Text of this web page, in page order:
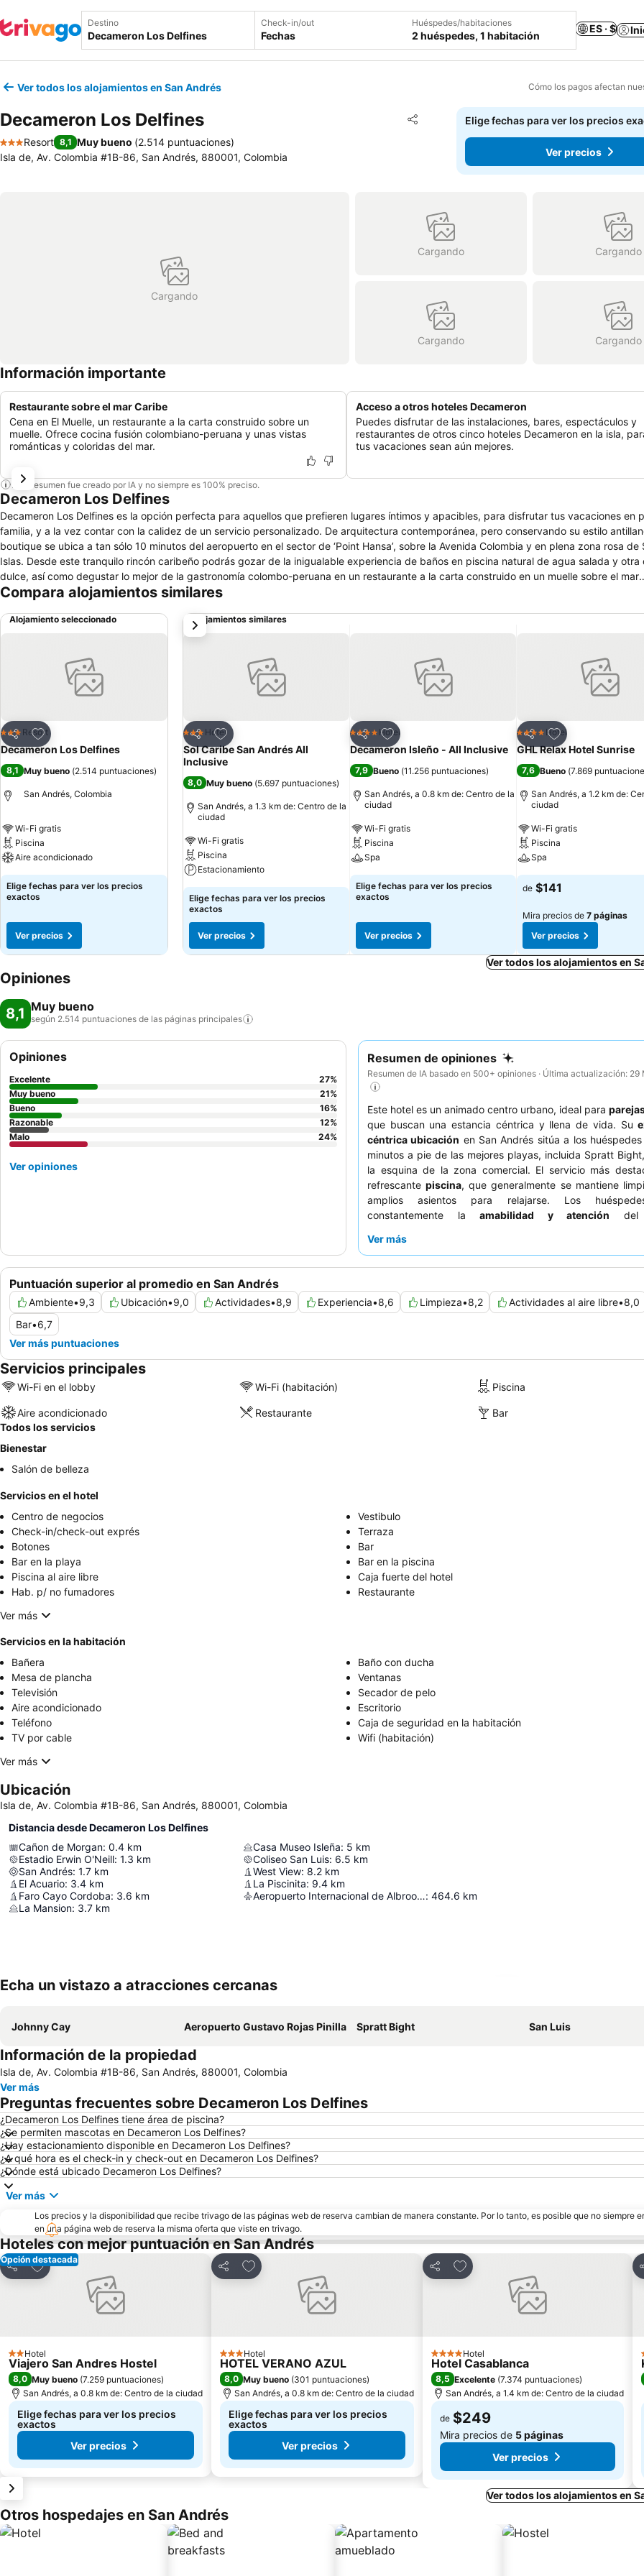
Destino Check-in/out
Fechas
Huéspedes/habitaciones
2 huéspedes, 1 habitación
ES · $
Ver todos los alojamientos en San Andrés Cómo los pagos afectan
Decameron Los Delfines Compartir
Agregar a favoritos
3 Estrellas
Resort 8,1 Muy bueno (2.514 puntuaciones)
Isla de, Av. Colombia #1B-86, San Andrés, 880001, Colombia
Elige fechas para ver los precios
Ver precios
Cargando
Cargando Cargando
Cargando Cargando
Información importante
Restaurante sobre el mar Caribe
Cena en El Muelle, un restaurante a la carta construido sobre un
muelle. Ofrece cocina fusión colombiano-peruana y unas vistas
románticas y coloridas del mar.
Acceso a otros hoteles Decameron
Puedes disfrutar de las instalaciones, bares, espectáculos y
restaurantes de otros cinco hoteles Decameron en la isla,
tus vacaciones sean aún mejores.
Este resumen fue creado por IA y no siempre es 100% preciso.
Decameron Los Delfines
Decameron Los Delfines es la opción perfecta para aquellos que prefieren lugares íntimos y apacibles, para disfrutar tus vacaciones en
familia, y a la vez contar con la calidez de un servicio personalizado. De arquitectura contemporánea, pero conservando su estilo antillano, este hotel
boutique se ubica a tan sólo 10 minutos del aeropuerto en el sector de ‘Point Hansa’, sobre la Avenida Colombia y en plena zona rosa de
Islas. Desde este tranquilo rincón caribeño podrás gozar de la inigualable experiencia de baños en piscina natural de agua salada y otra de agua
dulce, así como degustar lo mejor de la gastronomía colombo-peruana en un restaurante a la carta construido en un muelle sobre el mar
sanandresano, y en el que divisarás sus espectaculares vistas multicolores al abrigo de una atmósfera romántica. A pocos metros de allí se encuentra
establecimientos comerciales para todos los gustos. A unos pocos pasos también se encuentra el Royal Decameron Aquarium, resort en
Compara alojamientos similares
Alojamiento seleccionado
Compartir
Agregar a favoritos
3 Estrellas
Resort
Decameron Los Delfines
8,1 Muy bueno (2.514 puntuaciones)
San Andrés, Colombia
Wi-Fi gratis
Piscina
Aire acondicionado
Elige fechas para ver los precios
exactos
Ver precios
Alojamientos similares
Compartir
Agregar a favoritos
3 Estrellas
Hotel
Sol Caribe San Andrés All
Inclusive
8,0 Muy bueno (5.697 puntuaciones)
San Andrés, a 1.3 km de: Centro de la
ciudad
Wi-Fi gratis
Piscina
Estacionamiento
Elige fechas para ver los precios
exactos
Ver precios
Compartir
Agregar a favoritos
4 EstrellasHotel
Decameron Isleño - All Inclusive
7,9 Bueno (11.256 puntuaciones)
San Andrés, a 0.8 km de: Centro de la
ciudad
Wi-Fi gratis
Piscina
Spa
Elige fechas para ver los precios
exactos
Ver precios
Compartir
Agregar a
4 EstrellasHotel
GHL Relax Hotel Sunrise
7,6 Bueno (7.869
San Andrés, a 1.2 km de:
ciudad
Wi-Fi gratis
Piscina
Spa
de $141
Mira precios de 7 páginas
Ver precios
siguiente
Ver todos los alojamientos en
Opiniones
8,1 Muy bueno
según 2.514 puntuaciones de las páginas principales
Resumen de opiniones
Resumen de IA basado en 500+ opiniones · Última actualización: 29
Este hotel es un animado centro urbano, ideal para
que buscan una estancia céntrica y llena de vida. Su
céntrica ubicación en San Andrés sitúa a los
minutos a pie de las mejores playas, incluida Spratt
la esquina de la zona comercial. El servicio más
refrescantepiscina, que generalmente se mantiene
amplios asientos para relajarse. Los
constantemente la amabilidad y atención del
suele ser muy bien valorado. Para una experiencia más
Ver más
Puntuación superior al promedio en San Andrés
Ambiente•9,3 Ubicación•9,0 Actividades•8,9 Experiencia•8,6 Limpieza•8,2 Actividades al aire libre•8,0
Bar•6,7
Ver más puntuaciones
Opiniones
Excelente 27%
Muy bueno
21%
Bueno
16%
Razonable
12%
Malo
24%
Ver opiniones
Servicios principales
Wi-Fi en el lobby Wi-Fi (habitación) Piscina
Aire acondicionado Restaurante
Bar
Todos los servicios
Bienestar
Salón de belleza
Servicios en el hotel
Centro de negocios
Vestibulo
Check-in/check-out exprés
Terraza
Botones
Bar
Bar en la playa
Bar en la piscina
Piscina al aire libre
Caja fuerte del hotel
Hab. p/ no fumadores
Restaurante
Ver más
Servicios en la habitación
Bañera
Baño con ducha
Mesa de plancha
Ventanas
Televisión
Secador de pelo
Aire acondicionado
Escritorio
Teléfono
Caja de seguridad en la habitación
TV por cable
Wifi (habitación)
Ver más
Ubicación
Isla de, Av. Colombia #1B-86, San Andrés, 880001, Colombia
Distancia desde Decameron Los Delfines
Cañon de Morgan: 0.4 km
Estadio Erwin O'Neill: 1.3 km
San Andrés: 1.7 km
El Acuario: 3.4 km
Faro Cayo Cordoba: 3.6 km
La Mansion: 3.7 km
Casa Museo Isleña: 5 km
Coliseo San Luis: 6.5 km
West View: 8.2 km
La Piscinita: 9.4 km
Aeropuerto Internacional de Albrook "Marcos A. Gelabert": 464.6 km
Echa un vistazo a atracciones cercanas
Johnny Cay Aeropuerto Gustavo Rojas Pinilla Spratt Bight San Luis
Información de la propiedad
Isla de, Av. Colombia #1B-86, San Andrés, 880001, Colombia
Ver más
Preguntas frecuentes sobre Decameron Los Delfines
¿Decameron Los Delfines tiene área de piscina?
¿Se permiten mascotas en Decameron Los Delfines?
¿Hay estacionamiento disponible en Decameron Los Delfines?
¿A qué hora es el check-in y check-out en Decameron Los Delfines?
¿Dónde está ubicado Decameron Los Delfines?
Ver más
Los precios y la disponibilidad que recibe trivago de las páginas web de reserva cambian de manera constante. Por lo tanto, es posible que no siempre
en una página web de reserva la misma oferta que viste en trivago.
Hoteles con mejor puntuación en San Andrés
Opción destacada
Compartir
Agregar a favoritos
2 Estrellas
Hotel
Viajero San Andres Hostel
8,0 Muy bueno (7.259 puntuaciones)
San Andrés, a 0.8 km de: Centro de la ciudad
Elige fechas para ver los precios
exactos
Ver precios
Compartir
Agregar a favoritos
3 Estrellas
Hotel
HOTEL VERANO AZUL
8,0 Muy bueno (301 puntuaciones)
San Andrés, a 0.8 km de: Centro de la ciudad
Elige fechas para ver los precios
exactos
Ver precios
Compartir
Agregar a favoritos
4 Estrellas
Hotel
Hotel Casablanca
8,5 Excelente (7.374 puntuaciones)
San Andrés, a 1.4 km de: Centro de la ciudad
de $249
Mira precios de 5 páginas
Ver precios
Ver todos los alojamientos en
Otros hospedajes en San Andrés